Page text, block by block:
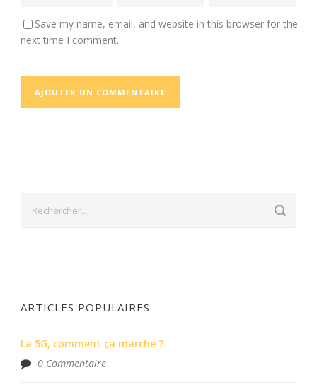
Save my name, email, and website in this browser for the
next time I comment.
ARTICLES POPULAIRES
La 5G, comment ça marche ?
0 Commentaire